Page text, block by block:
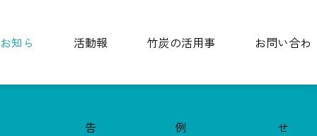
お知ら 活動報
告
竹炭の活用事
例
お問い合わ
せ